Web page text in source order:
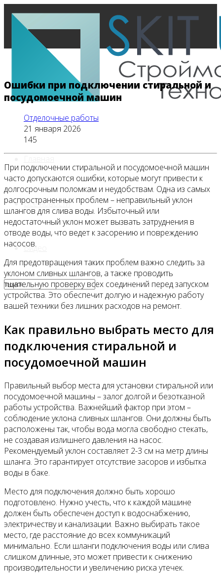
Все новости
Видео
Ошибки при подключении стиральной и
посудомоечной машин
Отделочные работы
21 января 2026
145
При подключении стиральной и посудомоечной машин
часто допускаются ошибки, которые могут привести к
долгосрочным поломкам и неудобствам. Одна из самых
распространенных проблем – неправильный уклон
шлангов для слива воды. Избыточный или
недостаточный уклон может вызвать затруднения в
отводе воды, что ведет к засорению и повреждению
насосов.
Для предотвращения таких проблем важно следить за
уклоном сливных шлангов, а также проводить
тщательную проверку всех соединений перед запуском
устройства. Это обеспечит долгую и надежную работу
вашей техники без лишних расходов на ремонт.
Как правильно выбрать место для
подключения стиральной и
посудомоечной машин
Правильный выбор места для установки стиральной или
посудомоечной машины – залог долгой и безотказной
работы устройства. Важнейший фактор при этом –
соблюдение уклона сливных шлангов. Они должны быть
расположены так, чтобы вода могла свободно стекать,
не создавая излишнего давления на насос.
Рекомендуемый уклон составляет 2-3 см на метр длины
шланга. Это гарантирует отсутствие засоров и избытка
воды в баке.
Место для подключения должно быть хорошо
подготовлено. Нужно учесть, что к каждой машине
должен быть обеспечен доступ к водоснабжению,
электричеству и канализации. Важно выбирать такое
место, где расстояние до всех коммуникаций
минимально. Если шланги подключения воды или слива
слишком длинные, это может привести к снижению
производительности и увеличению риска утечек.